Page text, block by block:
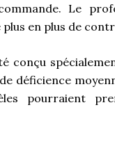
Le
plus en plus de
conçu
déficience
pourraient